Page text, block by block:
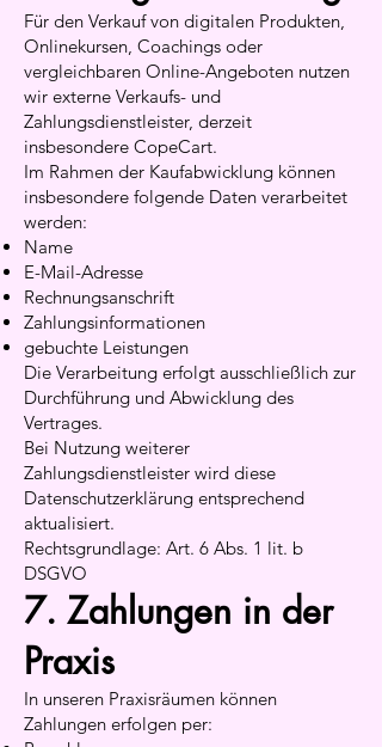
Für den Verkauf von digitalen Produkten,
Onlinekursen, Coachings oder
vergleichbaren Online-Angeboten nutzen
wir externe Verkaufs- und
Zahlungsdienstleister, derzeit
insbesondere CopeCart.
Im Rahmen der Kaufabwicklung können
insbesondere folgende Daten verarbeitet
werden:
Name
E-Mail-Adresse
Rechnungsanschrift
Zahlungsinformationen
gebuchte Leistungen
Die Verarbeitung erfolgt ausschließlich zur
Durchführung und Abwicklung des
Vertrages.
Bei Nutzung weiterer
Zahlungsdienstleister wird diese
Datenschutzerklärung entsprechend
aktualisiert.
Rechtsgrundlage: Art. 6 Abs. 1 lit. b
DSGVO
7. Zahlungen in der
Praxis
In unseren Praxisräumen können
Zahlungen erfolgen per: